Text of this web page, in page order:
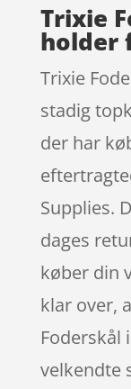
Trixie
holder
Trixie
stadig
der har
Supplies.
dages
køber din
klar over,
Foderskål
velkendte